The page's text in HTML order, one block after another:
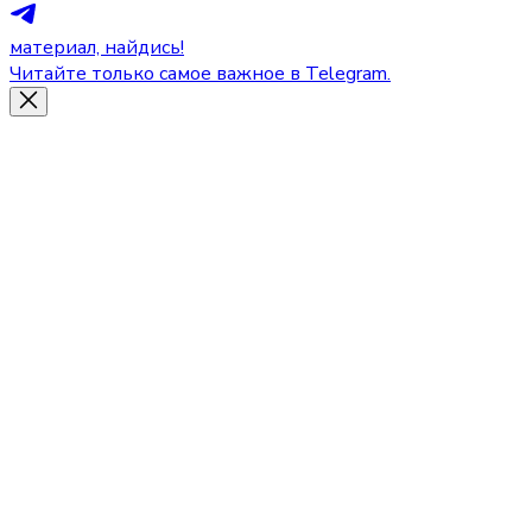
материал, найдись!
Читайте только самое важное в Telegram.